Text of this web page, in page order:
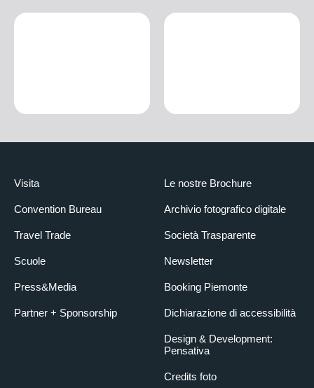
Visita
Convention Bureau
Travel Trade
Scuole
Press&Media
Partner + Sponsorship
Le nostre Brochure
Archivio fotografico digitale
Società Trasparente
Newsletter
Booking Piemonte
Dichiarazione di accessibilità
Design & Development:
Pensativa
Credits foto